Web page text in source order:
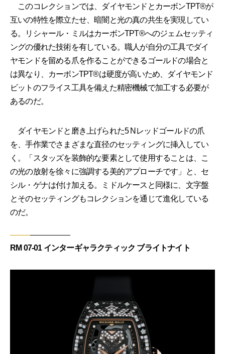
このコレクションでは、ダイヤモンドとカーボンTPT®が
互いの特性を際立たせ、暗闇と光の真の共生を実現してい
る。リシャール・ミルはカーボンTPT®へのジェムセッティ
ングの優れた技術を有している。職人が自分の工具でダイ
ヤモンドを留める爪を作ることができるゴールドの場合と
は異なり、カーボンTPT®は硬度が高いため、ダイヤモンド
ビットのフライス工具を備えた精密機械で加工する必要が
あるのだ。
ダイヤモンドと磨き上げられた5 Nレッドゴールドの爪
を、手作業でさまざまな直径のセッティングに挿入してい
く。「スタッズを装飾的な要素として使用することは、こ
の光の放射を徐々に強調する美的アプローチです」と、セ
シル・ゲナは付け加える。ミドルケースと同様に、文字盤
とそのセッティングもコレクションを通じて進化している
のだ。
RM 07-01 インターギャラクティック ブライトナイト